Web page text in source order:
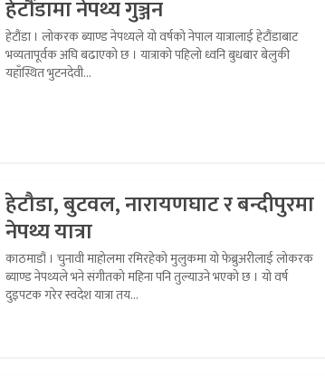
हेटौंडामा नेपथ्य गुञ्जन
हेटौंडा । लोकरक ब्याण्ड नेपथ्यले यो वर्षको नेपाल यात्रालाई हेटौंडाबाट
भव्यतापूर्वक अघि बढाएको छ । यात्राको पहिलो ध्वनि बुधबार बेलुकी
यहाँस्थित भुटनदेवी...
हेटौडा, बुटवल, नारायणघाट र बन्दीपुरमा
नेपथ्य यात्रा
काठमाडौं । चुनावी माहोलमा रमिरहेको मुलुकमा यो फेब्रुअरीलाई लोकरक
ब्याण्ड नेपथ्यले भने संगीतको महिना पनि तुल्याउने भएको छ । यो वर्ष
दुइपटक गरेर स्वदेश यात्रा तय...